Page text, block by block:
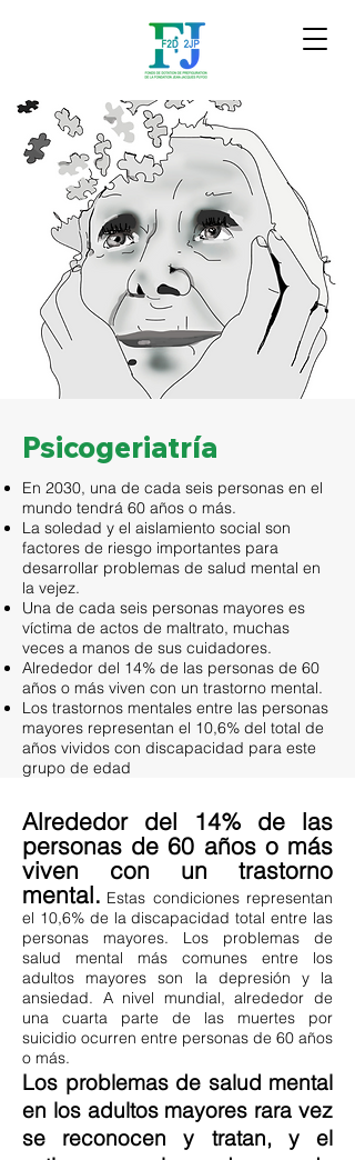
Psicogeriatría
En 2030, una de cada seis personas en el
mundo tendrá 60 años o más.
La soledad y el aislamiento social son
factores de riesgo importantes para
desarrollar problemas de salud mental en
la vejez.
Una de cada seis personas mayores es
víctima de actos de maltrato, muchas
veces a manos de sus cuidadores.
Alrededor del 14% de las personas de 60
años o más viven con un trastorno mental.
Los trastornos mentales entre las personas
mayores representan el 10,6% del total de
años vividos con discapacidad para este
grupo de edad
Alrededor del 14% de las
personas de 60 años o más
viven con un trastorno
mental. Estas condiciones representan
el 10,6% de la discapacidad total entre las
personas mayores. Los problemas de
salud mental más comunes entre los
adultos mayores son la depresión y la
ansiedad. A nivel mundial, alrededor de
una cuarta parte de las muertes por
suicidio ocurren entre personas de 60 años
o más.
Los problemas de salud mental
en los adultos mayores rara vez
se reconocen y tratan, y el